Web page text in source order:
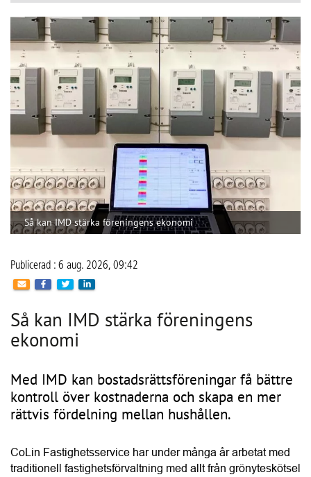
Så kan IMD stärka föreningens ekonomi
Publicerad : 6 aug. 2026, 09:42
Så kan IMD stärka föreningens
ekonomi
Med IMD kan bostadsrättsföreningar få bättre
kontroll över kostnaderna och skapa en mer
rättvis fördelning mellan hushållen.
CoLin Fastighetsservice har under många år arbetat med
traditionell fastighetsförvaltning med allt från grönyteskötsel
och ronderingar till teknisk support, felanmälan och
brandskyddsarbete. På senare år har stigande
energikostnader och ett ökat fokus på hållbarhet också
och debitering (IMD) till en viktigare del av verksamheten.
Företaget har sin bas i Västra Götaland men arbetar
tillsammans med ett brett nätverk av underentreprenörer.
Det gör att CoLin kan hjälpa bostadsrättsföreningar i stora
Conny Lindskog är vd på CoLin och han beskriver IMD
Hantera kakor